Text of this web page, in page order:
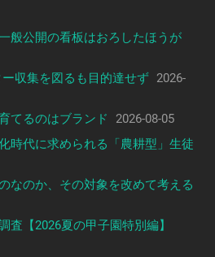
般公開の看板はおろしたほうが
収集を図るも目的達せず 2026-
てるのはブランド
2026-08-05
時代に求められる「農耕型」生徒
なのか、その対象を改めて考える
査【2026夏の甲子園特別編】